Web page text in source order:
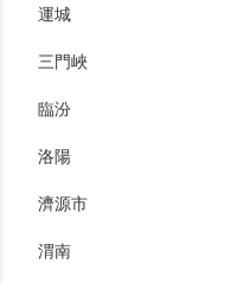
運城
三門峽
臨汾
洛陽
濟源市
渭南